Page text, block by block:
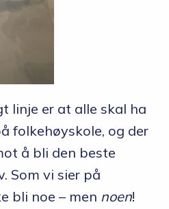
linje er at alle skal ha
folkehøyskole, og der
å bli den beste
Som vi sier på
bli noe – men noen!